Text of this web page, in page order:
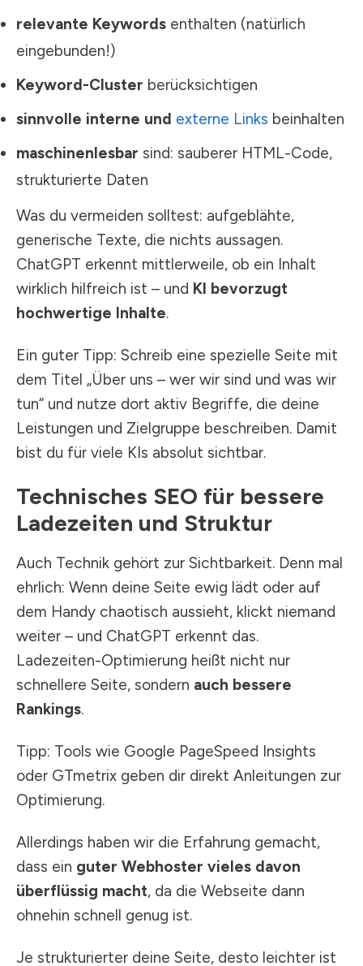
relevante Keywords enthalten (natürlich
eingebunden!)
Keyword-Cluster berücksichtigen
sinnvolle interne und externe Links beinhalten
maschinenlesbar sind: sauberer HTML-Code,
strukturierte Daten
Was du vermeiden solltest: aufgeblähte,
generische Texte, die nichts aussagen.
ChatGPT erkennt mittlerweile, ob ein Inhalt
wirklich hilfreich ist – und KI bevorzugt
hochwertige Inhalte.
Ein guter Tipp: Schreib eine spezielle Seite mit
dem Titel „Über uns – wer wir sind und was wir
tun“ und nutze dort aktiv Begriffe, die deine
Leistungen und Zielgruppe beschreiben. Damit
bist du für viele KIs absolut sichtbar.
Technisches SEO für bessere
Ladezeiten und Struktur
Auch Technik gehört zur Sichtbarkeit. Denn mal
ehrlich: Wenn deine Seite ewig lädt oder auf
dem Handy chaotisch aussieht, klickt niemand
weiter – und ChatGPT erkennt das.
Ladezeiten-Optimierung heißt nicht nur
schnellere Seite, sondern auch bessere
Rankings.
Tipp: Tools wie Google PageSpeed Insights
oder GTmetrix geben dir direkt Anleitungen zur
Optimierung.
Allerdings haben wir die Erfahrung gemacht,
dass ein guter Webhoster vieles davon
überflüssig macht, da die Webseite dann
ohnehin schnell genug ist.
Je strukturierter deine Seite, desto leichter ist